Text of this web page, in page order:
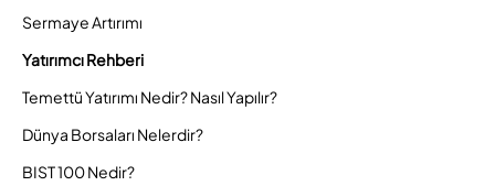
Sermaye Artırımı
Yatırımcı Rehberi
Temettü Yatırımı Nedir? Nasıl Yapılır?
Dünya Borsaları Nelerdir?
BIST 100 Nedir?